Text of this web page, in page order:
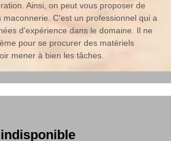
Ainsi, on peut vous proposer de
maconnerie. C'est un professionnel qui a
d'expérience dans le domaine. Il ne
pour se procurer des matériels
mener à bien les tâches.
indisponible